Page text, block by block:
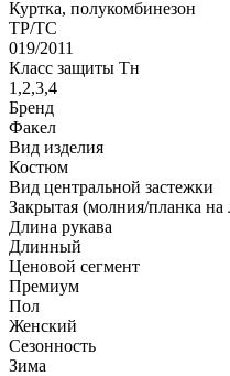
Куртка, полукомбинезон
ТР/ТС
019/2011
Класс защиты Тн
1,2,3,4
Бренд
Факел
Вид изделия
Костюм
Вид центральной застежки
Закрытая (молния/планка на
Длина рукава
Длинный
Ценовой сегмент
Премиум
Пол
Женский
Сезонность
Зима